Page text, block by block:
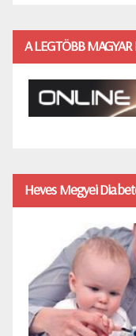
A LEGTÖBB MAGYAR
Heves Megyei